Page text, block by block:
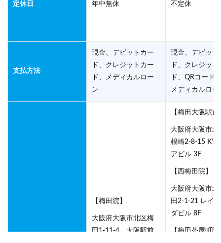
定休日 年中無休 不定休
支払方法
現金、デビットカー
ド、クレジットカー
ド、メディカルロー
ン
現金、デビット
ド、クレジット
ド、QRコード
メディカルロー
【梅田院】
大阪府大阪市北区梅
田1-11-4 大阪駅前
【梅田大阪駅
大阪府大阪市北
根崎2-8-15 K’s
アビル 3F
【西梅田院】
大阪府大阪市北
田2-1-21 レイ
ダビル 8F
【梅田茶屋町院